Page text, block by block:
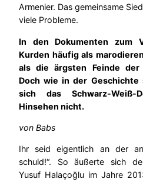
Armenier. Das gemeinsame
viele Probleme.
In den Dokumenten zum
Kurden häufig als
als die ärgsten Feinde der
Doch wie in der
sich das Schwarz-Weiß-
Hinsehen nicht.
von Babs
Ihr seid eigentlich an der
schuld!“. So äußerte sich
Yusuf Halaçoğlu im Jahre